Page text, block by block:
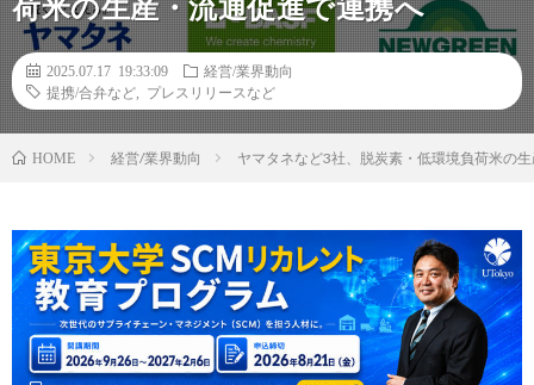
2025.07.17 19:33:09
経営/業界動向
提携/合弁など
プレスリリースなど
HOME 経営/業界動向 ヤマタネなど3社、脱炭素・低環境負荷米の